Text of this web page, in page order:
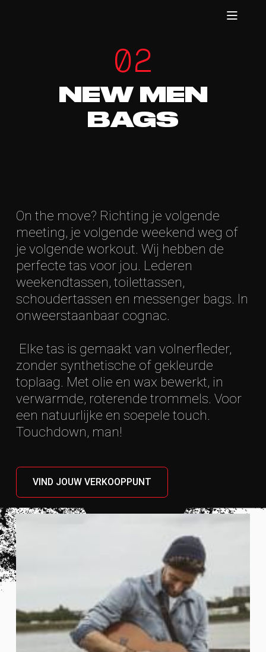
02
NEW MEN
BAGS
On the move? Richting je volgende
meeting, je volgende weekend weg of
je volgende workout. Wij hebben de
perfecte tas voor jou. Lederen
weekendtassen, toilettassen,
schoudertassen en messenger bags. In
onweerstaanbaar cognac.
Elke tas is gemaakt van volnerfleder,
zonder synthetische of gekleurde
toplaag. Met olie en wax bewerkt, in
verwarmde, roterende trommels. Voor
een natuurlijke en soepele touch.
Touchdown, man!
VIND JOUW VERKOOPPUNT